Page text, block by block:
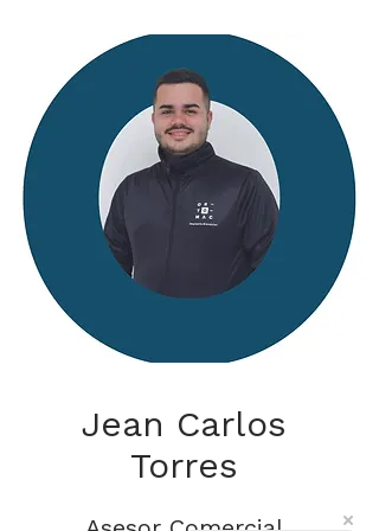
Jean Carlos
Torres